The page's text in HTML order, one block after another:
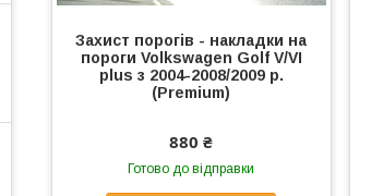
Захист порогів - накладки на
пороги Volkswagen Golf V/VI
plus з 2004-2008/2009 р.
(Premium)
880 ₴
Готово до відправки